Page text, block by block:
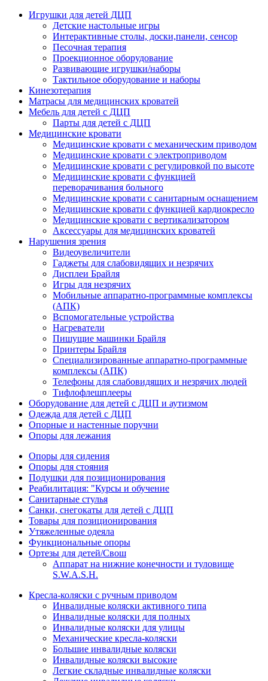
Игрушки для детей ДЦП
Детские настольные игры
Интерактивные столы, доски,панели, сенсор
Песочная терапия
Проекционное оборудование
Развивающие игрушки/наборы
Тактильное оборудование и наборы
Кинезотерапия
Матрасы для медицинских кроватей
Мебель для детей с ДЦП
Парты для детей с ДЦП
Медицинские кровати
Медицинские кровати с механическим приводом
Медицинские кровати с электроприводом
Медицинские кровати с регулировкой по высоте
Медицинские кровати с функцией
переворачивания больного
Медицинские кровати с санитарным оснащением
Медицинские кровати с функцией кардиокресло
Медицинские кровати с вертикализатором
Аксессуары для медицинских кроватей
Нарушения зрения
Видеоувеличители
Гаджеты для слабовидящих и незрячих
Дисплеи Брайля
Игры для незрячих
Мобильные аппаратно-программные комплексы
(АПК)
Вспомогательные устройства
Нагреватели
Пишущие машинки Брайля
Принтеры Брайля
Специализированные аппаратно-программные
комплексы (АПК)
Телефоны для слабовидящих и незрячих людей
Тифлофлешплееры
Оборудование для детей с ДЦП и аутизмом
Одежда для детей с ДЦП
Опорные и настенные поручни
Опоры для лежания
Опоры для сидения
Опоры для стояния
Подушки для позиционирования
Реабилитация: "Курсы и обучение
Санитарные стулья
Санки, снегокаты для детей с ДЦП
Товары для позиционирования
Утяжеленные одеяла
Функциональные опоры
Ортезы для детей/Свош
Аппарат на нижние конечности и туловище
S.W.A.S.H.
Кресла-коляски с ручным приводом
Инвалидные коляски активного типа
Инвалидные коляски для полных
Инвалидные коляски для улицы
Механические кресла-коляски
Большие инвалидные коляски
Инвалидные коляски высокие
Легкие складные инвалидные коляски